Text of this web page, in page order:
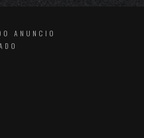
ANUNCIO